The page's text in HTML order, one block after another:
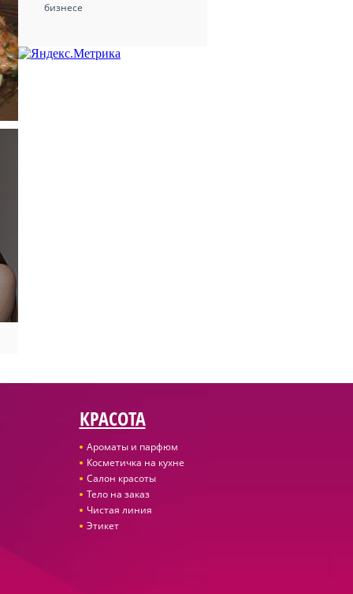
бизнесе
КРАСОТА
Ароматы и парфюм
Косметичка на кухне
Салон красоты
Тело на заказ
Чистая линия
Этикет